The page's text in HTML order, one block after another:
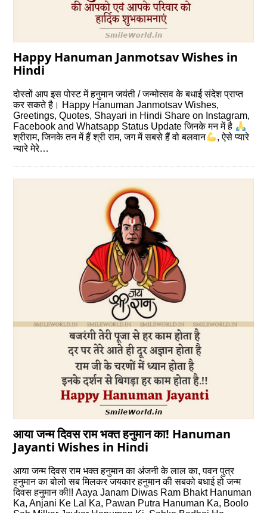
Happy Hanuman Janmotsav Wishes in
Hindi
दोस्‍तों आप इस पोस्‍ट में हनुमान जयंती / जन्‍मोत्‍सव के बधाई संदेश प्राप्‍त
कर सकते है। Happy Hanuman Janmotsav Wishes,
Greetings, Quotes, Shayari in Hindi Share on Instagram,
Facebook and Whatsapp Status Update जिनके मन में है
श्रीराम, जिनके तन में हैं श्री राम, जग में सबसे हैं वो बलवान
, ऐसे प्यारे
न्यारे मेरे…
आया जन्म दिवस राम भक्त हनुमान का! Hanuman
Jayanti Wishes in Hindi
आया जन्म दिवस राम भक्त हनुमान का अंजनी के लाल का, पवन पुत्र
हनुमान का बोलो सब मिलकर जयकार हनुमान की सबको बधाई हो जन्म
दिवस हनुमान की!! Aaya Janam Diwas Ram Bhakt Hanuman
Ka, Anjani Ke Lal Ka, Pawan Putra Hanuman Ka, Boolo